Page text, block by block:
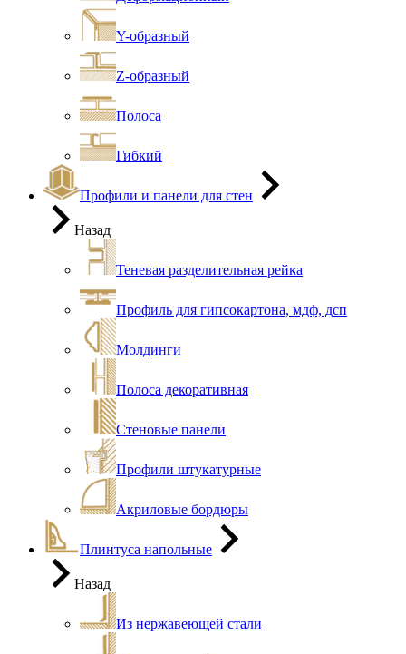
Y-образный
Z-образный
Полоса
Гибкий
Профили и панели для стен
Назад
Теневая разделительная рейка
Профиль для гипсокартона, мдф, дсп
Молдинги
Полоса декоративная
Стеновые панели
Профили штукатурные
Акриловые бордюры
Плинтуса напольные
Назад
Из нержавеющей стали